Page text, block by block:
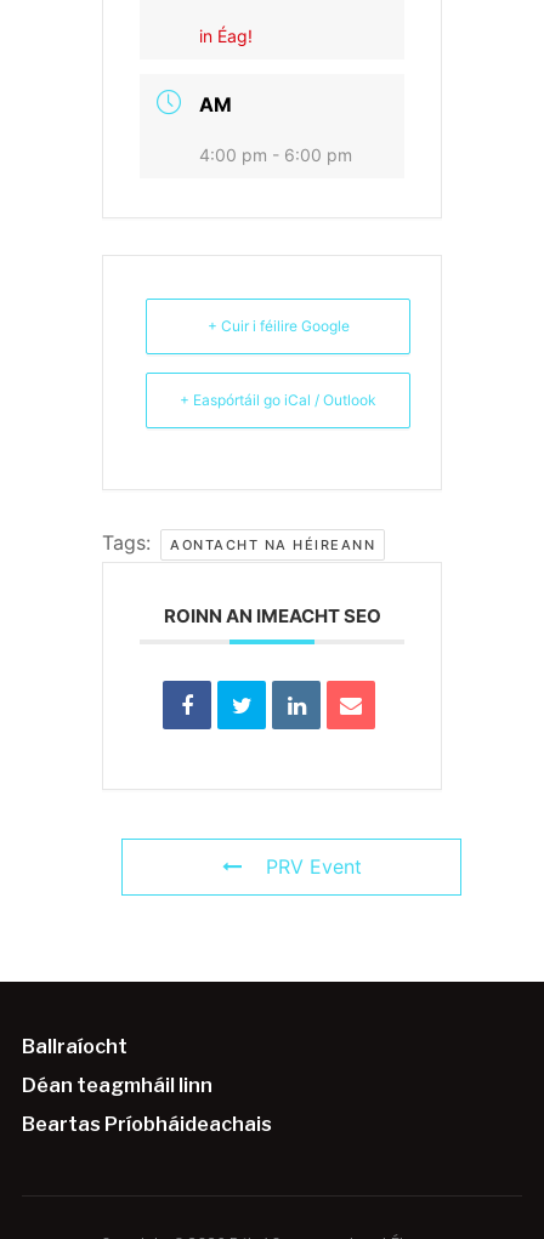
in Éag!
AM
4:00 pm - 6:00 pm
+ Cuir i féilire Google
+ Easpórtáil go iCal / Outlook
Tags: AONTACHT NA HÉIREANN
ROINN AN IMEACHT SEO
PRV Event
Ballraíocht
Déan teagmháil linn
Beartas Príobháideachais